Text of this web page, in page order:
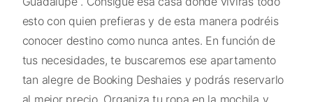
esto con quien prefieras y de esta manera podréis
conocer destino como nunca antes. En función de
tus necesidades, te buscaremos ese apartamento
tan alegre de Booking Deshaies y podrás reservarlo
al mejor precio. Organiza tu ropa en la mochila y